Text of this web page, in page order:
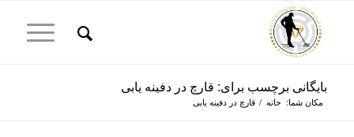
بایگانی برچسب برای: قارچ در دفینه یابی
مکان شما: خانه / قارچ در دفینه یابی